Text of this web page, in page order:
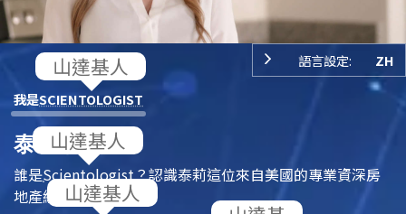
Video
語言設定: ZH
我是SCIENTOLOGIST
泰莉，美國
誰是Scientologist？認識泰莉這位來自美國的專業資深房
地產經紀人。